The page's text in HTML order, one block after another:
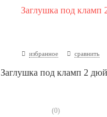
избранное сравнить
Заглушка под кламп 2
(0)